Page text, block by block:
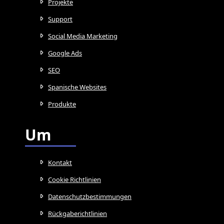
Projekte
Support
Social Media Marketing
Google Ads
SEO
Spanische Websites
Produkte
Um
Kontakt
Cookie Richtlinien
Datenschutzbestimmungen
Rückgaberichtlinien